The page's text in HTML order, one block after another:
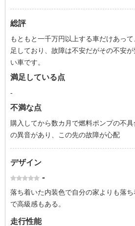
総評
もともと一千万円以上する車だけあっ
足しており、故障は不安だがその不安
い車です。
満足している点
-
不満な点
購入してから数カ月で燃料ポンプの不
の異音があり、この先の故障が心配
デザイン
-
落ち着いた内装色で自分の家よりも落
で高級感もある。
走行性能